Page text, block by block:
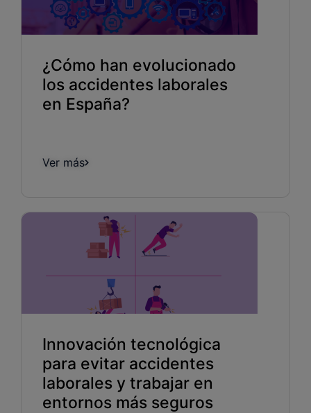
¿Cómo han evolucionado
los accidentes laborales
en España?
Ver más
Innovación tecnológica
para evitar accidentes
laborales y trabajar en
entornos más seguros